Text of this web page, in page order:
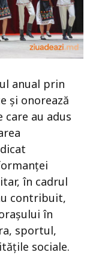
anual prin
și onorează
au adus
în cadrul
contribuit,
în
sportul,
sociale.